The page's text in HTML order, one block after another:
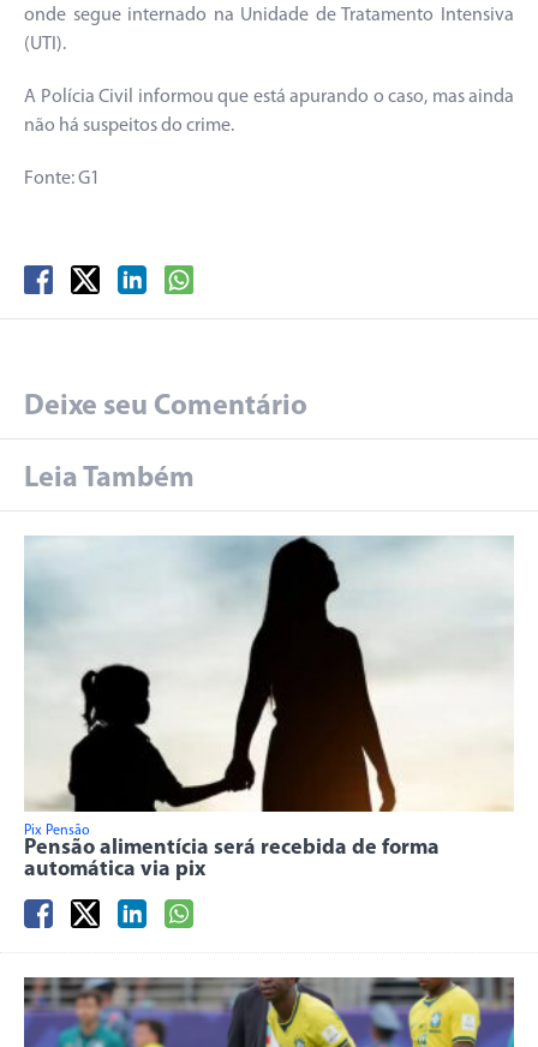
onde segue internado na Unidade de Tratamento Intensiva
(UTI).
A Polícia Civil informou que está apurando o caso, mas ainda
não há suspeitos do crime.
Fonte: G1
Deixe seu Comentário
Leia Também
Pix Pensão
Pensão alimentícia será recebida de forma
automática via pix